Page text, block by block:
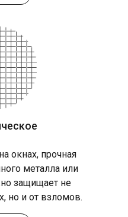
окнах, прочная
металла или
защищает не
но и от взломов.